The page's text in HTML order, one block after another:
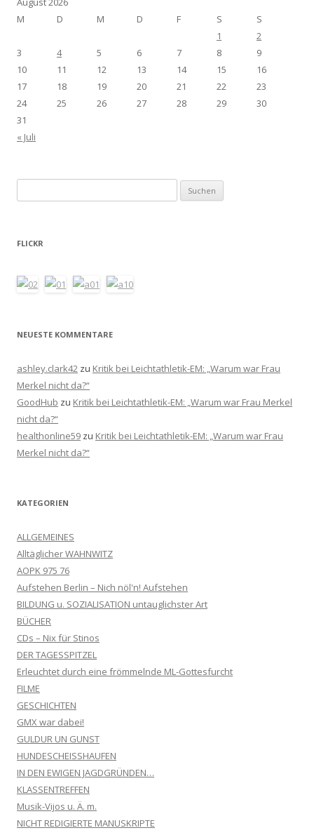
M
D M D F S
S
1
2
3
4 5 6 7 8
9
10
11 12 13 14 15
16
17
18 19 20 21 22
23
24
25 26 27 28 29
30
31
« Juli
nach:
FLICKR
NEUESTE KOMMENTARE
ashley.clark42 zu Kritik bei Leichtathletik-EM: „Warum war Frau
Merkel nicht da?“
GoodHub zu Kritik bei Leichtathletik-EM: „Warum war Frau Merkel
nicht da?“
healthonline59 zu Kritik bei Leichtathletik-EM: „Warum war Frau
Merkel nicht da?“
KATEGORIEN
ALLGEMEINES
Alltäglicher WAHNWITZ
AOPK 975 76
Aufstehen Berlin – Nich nöl'n! Aufstehen
BILDUNG u. SOZIALISATION untauglichster Art
BÜCHER
CDs – Nix für Stinos
DER TAGESSPITZEL
Erleuchtet durch eine frömmelnde ML-Gottesfurcht
FILME
GESCHICHTEN
GMX war dabei!
GULDUR UN GUNST
HUNDESCHEISSHAUFEN
IN DEN EWIGEN JAGDGRÜNDEN…
KLASSENTREFFEN
Musik-Vijos u. Ä. m.
NICHT REDIGIERTE MANUSKRIPTE